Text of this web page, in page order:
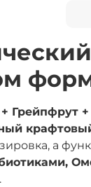
+ Грейпфрут
а
.